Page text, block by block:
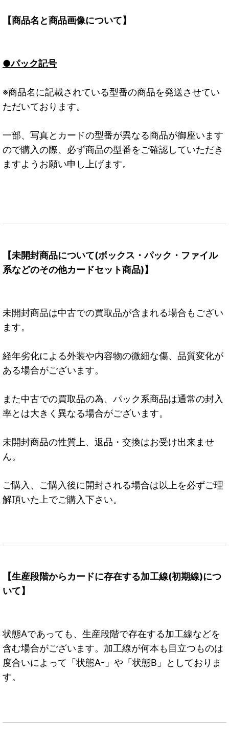
【商品名と商品画像について】
●パック記号
※商品名に記載されている型番の商品を発送させてい
ただいております。
一部、写真とカードの型番が異なる商品が御座います
ので購入の際、必ず商品の型番をご確認していただき
ますようお願い申し上げます。
【未開封商品について(ボックス・パック・ファイル
系などのその他カードセット商品)】
未開封商品は中古での買取品が含まれる場合もござい
ます。
経年劣化による外装や内容物の微細な傷、品質変化が
ある場合がございます。
また中古での買取品の為、パック系商品は通常の封入
率とは大きく異なる場合がございます。
未開封商品の性質上、返品・交換はお受け出来ませ
ん。
ご購入、ご購入後に開封される場合は以上を必ずご理
解頂いた上でご購入下さい。
【生産段階からカードに存在する加工線(初期線)につ
いて】
状態Aであっても、生産段階で存在する加工線などを
含む場合がございます。加工線が何本も目立つものは
度合いによって「状態A-」や「状態B」としておりま
す。